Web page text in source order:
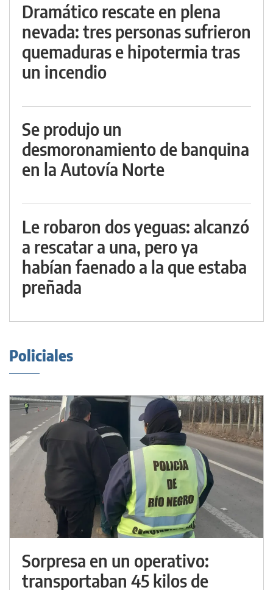
Dramático rescate en plena
nevada: tres personas sufrieron
quemaduras e hipotermia tras
un incendio
Se produjo un
desmoronamiento de banquina
en la Autovía Norte
Le robaron dos yeguas: alcanzó
a rescatar a una, pero ya
habían faenado a la que estaba
preñada
Policiales
Sorpresa en un operativo:
transportaban 45 kilos de